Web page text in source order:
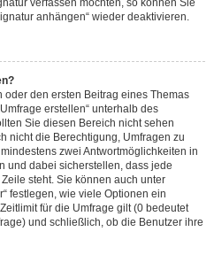
verfassen möchten, so können Sie
anhängen“ wieder deaktivieren.
den ersten Beitrag eines Themas
erstellen“ unterhalb des
Sie diesen Bereich nicht sehen
nicht die Berechtigung, Umfragen zu
zwei Antwortmöglichkeiten in
und dabei sicherstellen, dass jede
steht. Sie können auch unter
festlegen, wie viele Optionen ein
für die Umfrage gilt (0 bedeutet
und schließlich, ob die Benutzer ihre